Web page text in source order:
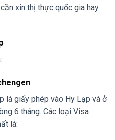
xin thị thực quốc gia hay
là giấy phép vào Hy Lạp và ở
6 tháng. Các loại Visa
là: